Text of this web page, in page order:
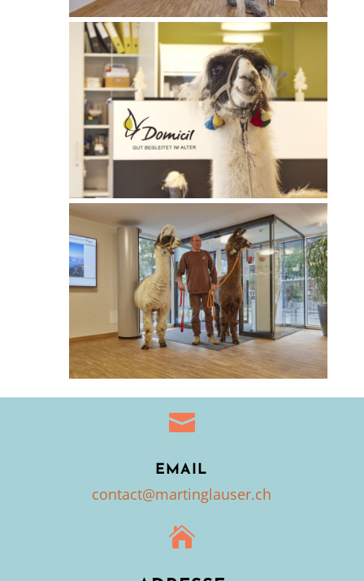

EMAIL
contact@martinglauser.ch
